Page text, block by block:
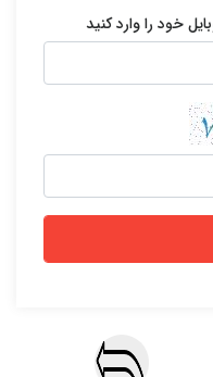
خود را وارد کنید